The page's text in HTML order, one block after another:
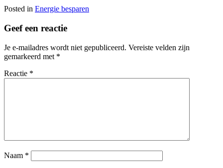
Posted in Energie besparen
Geef een reactie
Je e-mailadres wordt niet gepubliceerd. Vereiste velden zijn
gemarkeerd met *
Reactie *
Naam *